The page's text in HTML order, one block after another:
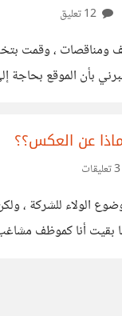
، وقمت
بأن الموقع
عن العكس؟؟
بقيت أنا كموظف